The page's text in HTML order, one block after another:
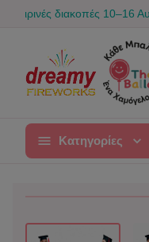
10–16 Αυγούστου
Κατηγορίες